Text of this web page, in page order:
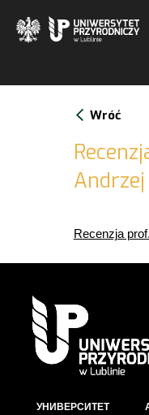
Wróć
Andrzej
Recenzja
УНИВЕРСИТЕТ